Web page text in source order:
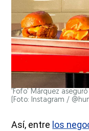
'Fofo' Márquez
(Foto: Instagram /
Así, entre los